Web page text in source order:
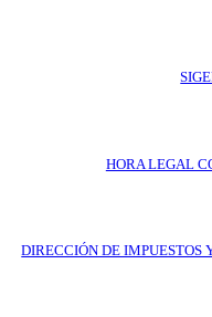
HORA LEGAL
DIRECCIÓN DE IMPUESTOS